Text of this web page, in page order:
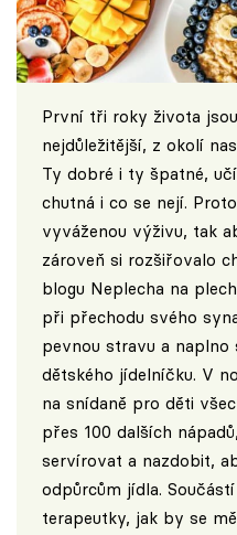
První tři roky života
nejdůležitější, z okolí
Ty dobré i ty špatné,
chutná i co se nejí.
vyváženou výživu, tak
zároveň si rozšiřovalo
blogu Neplecha na
při přechodu svého
pevnou stravu a
dětského jídelníčku. V
na snídaně pro děti
přes 100 dalších
servírovat a nazdobit,
odpůrcům jídla.
terapeutky, jak by se